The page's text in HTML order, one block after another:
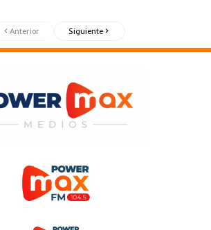
Anterior Siguiente